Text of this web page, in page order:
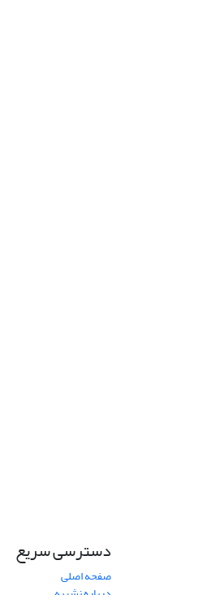
دسترسی سریع
صفحه اصلی